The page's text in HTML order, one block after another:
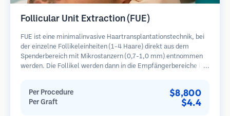
Follicular Unit Extraction (FUE)
FUE ist eine minimalinvasive Haartransplantationstechnik, bei
der einzelne Follikeleinheiten (1-4 Haare) direkt aus dem
Spenderbereich mit Mikrostanzern (0,7-1,0 mm) entnommen
werden. Die Follikel werden dann in die Empfängerbereiche in
im Vergleich zu Streifenentnahmemethoden.
Per Procedure $8,800
Per Graft $4.4